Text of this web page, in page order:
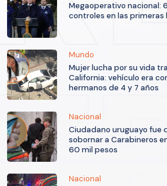
Megaoperativo nacional:
controles en las primeras
Mundo
Mujer lucha por su vida
California: vehículo era
hermanos de 4 y 7 años
Nacional
Ciudadano uruguayo
sobornar a Carabineros
60 mil pesos
Nacional